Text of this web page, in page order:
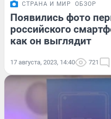
СТРАНА И МИР ОБЗОР
Появились фото
российского
как он выглядит
17 августа, 2023, 14:40 721